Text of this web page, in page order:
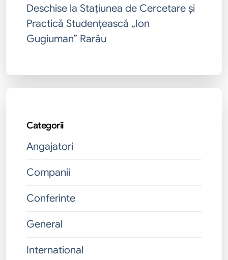
Deschise la Stațiunea de Cercetare și
Practică Studențească „Ion
Gugiuman” Rarău
Categorii
Angajatori
Companii
Conferinte
General
International